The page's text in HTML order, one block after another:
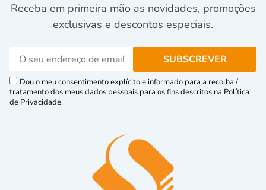
Receba em primeira mão as novidades, promoções
exclusivas e descontos especiais.
Dou o meu consentimento explícito e informado para a recolha /
tratamento dos meus dados pessoais para os fins descritos na Política
de Privacidade.